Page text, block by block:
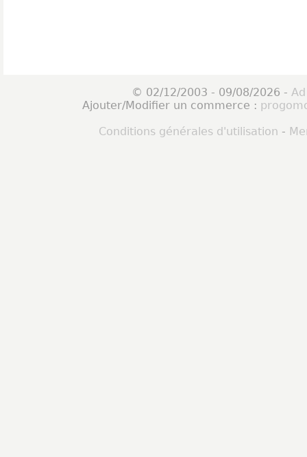
© 02/12/2003 - 09/08/2026 -
Ajouter/Modifier un commerce :
Conditions générales d'utilisation -